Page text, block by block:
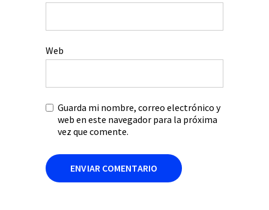
Web
Guarda mi nombre, correo electrónico y
web en este navegador para la próxima
vez que comente.